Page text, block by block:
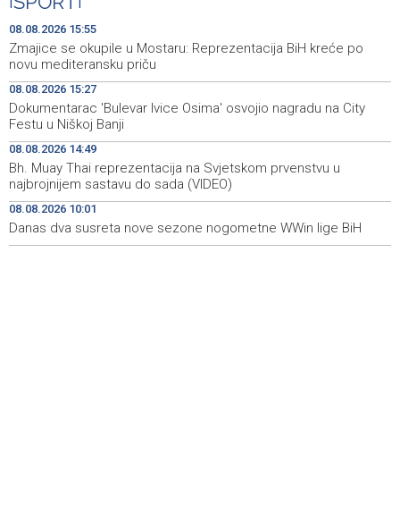
zatvoren dok SAD ne ispuni zahtjeve Teherana
18:09
Iran 'vrlo blizu' dogovora s Omanom o novoj Hormuškoj
brodskoj ruti
18:05
Koncertom Marije Šerifović večeras se zatvara
manifestacija 'Dani dijaspore Travnik 2026'
17:26
Kod mosta Brčko - Gunja pronađene kosti, vještaci
sudske medicine utvrđuju porijeklo
17:15
'Pekijada' u Varešu okupila 37 ekipa iz četiri države
regiona
08.08.2026 15:55
Zmajice se okupile u Mostaru: Reprezentacija BiH kreće po
novu mediteransku priču
08.08.2026 15:27
Dokumentarac 'Bulevar Ivice Osima' osvojio nagradu na City
Festu u Niškoj Banji
08.08.2026 14:49
Bh. Muay Thai reprezentacija na Svjetskom prvenstvu u
najbrojnijem sastavu do sada (VIDEO)
08.08.2026 10:01
Danas dva susreta nove sezone nogometne WWin lige BiH